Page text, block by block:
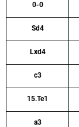
0-0
Sd4
Lxd4
c3
15.Te1
a3